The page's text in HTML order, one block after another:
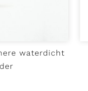
waterdicht